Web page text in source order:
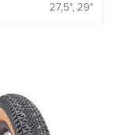
27,5", 29"